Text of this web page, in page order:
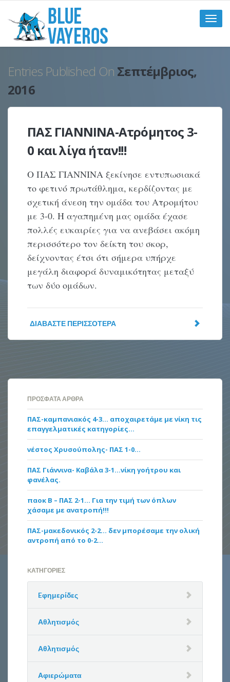
Toggle
Entries Published On Σεπτέμβριος,
2016
ΠΑΣ ΓΙΑΝΝΙΝΑ-Ατρόμητος 3-
0 και λίγα ήταν!!!
Ο ΠΑΣ ΓΙΑΝΝΙΝΑ ξεκίνησε εντυπωσιακά
το φετινό πρωτάθλημα, κερδίζοντας με
σχετική άνεση την ομάδα του Ατρομήτου
με 3-0. Η αγαπημένη μας ομάδα έχασε
πολλές ευκαιρίες για να ανεβάσει ακόμη
περισσότερο τον δείκτη του σκορ,
δείχνοντας έτσι ότι σήμερα υπήρχε
μεγάλη διαφορά δυναμικότητας μεταξύ
των δύο ομάδων.
ΔΙΑΒΆΣΤΕ ΠΕΡΙΣΣΌΤΕΡΑ
ΠΡΌΣΦΑΤΑ ΆΡΘΡΑ
ΠΑΣ-καμπανιακός 4-3… αποχαιρετάμε με νίκη τις
επαγγελματικές κατηγορίες…
νέστος Χρυσούπολης- ΠΑΣ 1-0…
ΠΑΣ Γιάννινα- Καβάλα 3-1…νίκη γοήτρου και
φανέλας.
παοκ Β – ΠΑΣ 2-1… Για την τιμή των όπλων
χάσαμε με ανατροπή!!!
ΠΑΣ-μακεδονικός 2-2… δεν μπορέσαμε την ολική
αντροπή από το 0-2…
KΑΤΗΓΟΡΊΕΣ
Eφημερίδες
Αθλητισμός
Αθλητισμός
Αφιερώματα